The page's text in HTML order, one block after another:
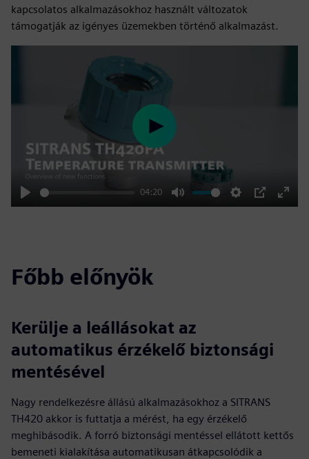
kapcsolatos alkalmazásokhoz használt változatok
támogatják az igényes üzemekben történő alkalmazást.
Play
04:20
Mute Settings
PIP
Enter
Play
Főbb előnyök
Kerülje a leállásokat az
automatikus érzékelő biztonsági
mentésével
Nagy rendelkezésre állású alkalmazásokhoz a SITRANS
TH420 akkor is futtatja a mérést, ha egy érzékelő
meghibásodik. A forró biztonsági mentéssel ellátott kettős
bemeneti kialakítása automatikusan átkapcsolódik a